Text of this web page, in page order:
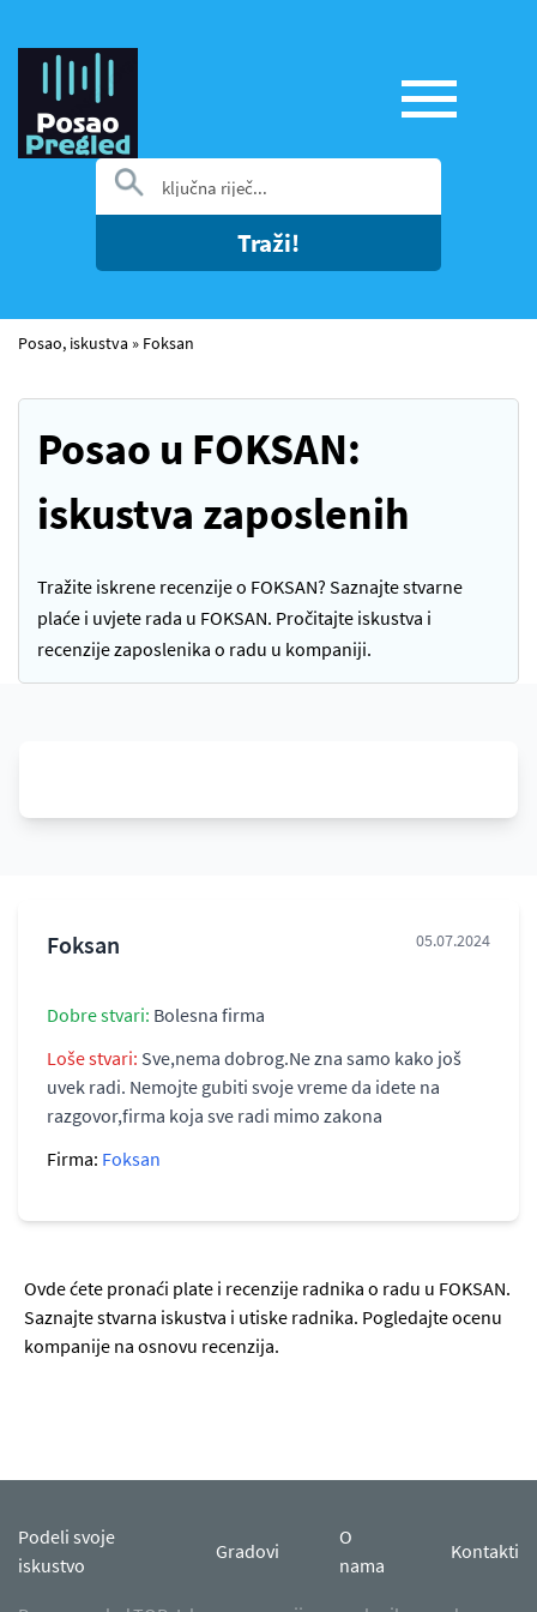
Traži!
Posao, iskustva » Foksan
Posao u FOKSAN:
iskustva zaposlenih
Tražite iskrene recenzije o FOKSAN? Saznajte stvarne
plaće i uvjete rada u FOKSAN. Pročitajte iskustva i
recenzije zaposlenika o radu u kompaniji.
Foksan 05.07.2024
Dobre stvari: Bolesna firma
Loše stvari: Sve,nema dobrog.Ne zna samo kako još
uvek radi. Nemojte gubiti svoje vreme da idete na
razgovor,firma koja sve radi mimo zakona
Firma: Foksan
Ovde ćete pronaći plate i recenzije radnika o radu u FOKSAN.
Saznajte stvarna iskustva i utiske radnika. Pogledajte ocenu
kompanije na osnovu recenzija.
Podeli svoje
iskustvo
Gradovi
O
nama
Kontakti